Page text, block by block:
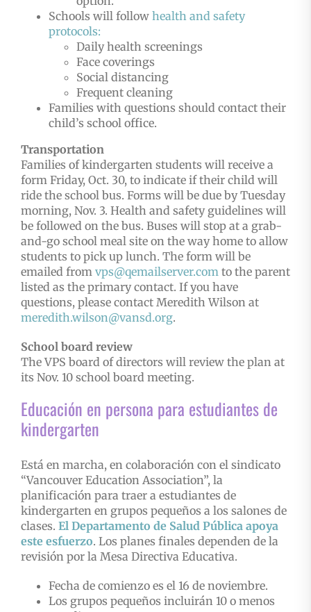
Schools will follow health and safety
protocols:
Daily health screenings
Face coverings
Social distancing
Frequent cleaning
Families with questions should contact their
child’s school office.
Transportation
Families of kindergarten students will receive a
form Friday, Oct. 30, to indicate if their child will
ride the school bus. Forms will be due by Tuesday
morning, Nov. 3. Health and safety guidelines will
be followed on the bus. Buses will stop at a grab-
and-go school meal site on the way home to allow
students to pick up lunch. The form will be
emailed from vps@qemailserver.com to the parent
listed as the primary contact. If you have
questions, please contact Meredith Wilson at
meredith.wilson@vansd.org.
School board review
The VPS board of directors will review the plan at
its Nov. 10 school board meeting.
Educación en persona para estudiantes de
kindergarten
Está en marcha, en colaboración con el sindicato
“Vancouver Education Association”, la
planificación para traer a estudiantes de
kindergarten en grupos pequeños a los salones de
clases. El Departamento de Salud Pública apoya
este esfuerzo. Los planes finales dependen de la
revisión por la Mesa Directiva Educativa.
Fecha de comienzo es el 16 de noviembre.
Los grupos pequeños incluirán 10 o menos